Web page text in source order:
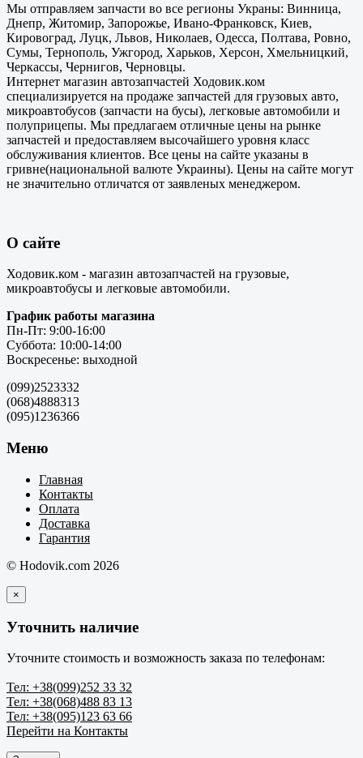
Мы отправляем запчасти во все регионы Украны: Винница,
Днепр, Житомир, Запорожье, Ивано-Франковск, Киев,
Кировоград, Луцк, Львов, Николаев, Одесса, Полтава, Ровно,
Сумы, Тернополь, Ужгород, Харьков, Херсон, Хмельницкий,
Черкассы, Чернигов, Черновцы.
Интернет магазин автозапчастей Ходовик.ком
специализируется на продаже запчастей для грузовых авто,
микроавтобусов (запчасти на бусы), легковые автомобили и
полуприцепы. Мы предлагаем отличные цены на рынке
запчастей и предоставляем высочайшего уровня класс
обслуживания клиентов. Все цены на сайте указаны в
гривне(национальной валюте Украины). Цены на сайте могут
не значительно отличатся от заявленых менеджером.
О сайте
Ходовик.ком - магазин автозапчастей на грузовые,
микроавтобусы и легковые автомобили.
График работы магазина
Пн-Пт: 9:00-16:00
Суббота: 10:00-14:00
Воскресенье: выходной
(099)2523332
(068)4888313
(095)1236366
Меню
Главная
Контакты
Оплата
Доставка
Гарантия
© Hodovik.com 2026
×
Уточнить наличие
Уточните стоимость и возможность заказа по телефонам:
Тел: +38(099)252 33 32
Тел: +38(068)488 83 13
Тел: +38(095)123 63 66
Перейти на Контакты